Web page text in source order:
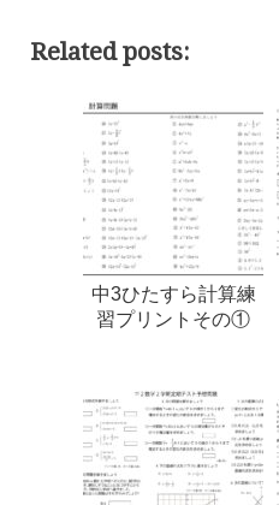
Related posts:
中3ひたすら計算練
習プリントその①